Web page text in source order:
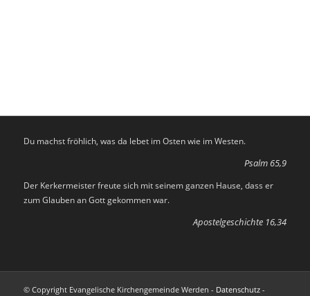
Du machst fröhlich, was da lebet im Osten wie im Westen.
Psalm 65,9
Der Kerkermeister freute sich mit seinem ganzen Hause, dass er
zum Glauben an Gott gekommen war.
Apostelgeschichte 16,34
© Copyright Evangelische Kirchengemeinde Werden - Datenschutz-